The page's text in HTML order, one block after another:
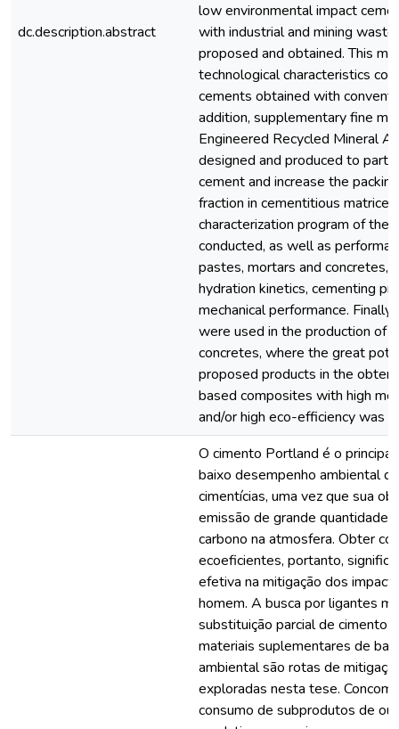
dc.description.abstract
low environmental impact
with industrial and mining
proposed and obtained. This
technological characteristics
cements obtained with
addition, supplementary fine
Engineered Recycled Mineral
designed and produced to
cement and increase the
fraction in cementitious
characterization program of
conducted, as well as
pastes, mortars and concretes,
hydration kinetics, cementing
mechanical performance.
were used in the production of
concretes, where the great
proposed products in the
based composites with high
and/or high eco-efficiency was
O cimento Portland é o
baixo desempenho ambiental
cimentícias, uma vez que sua
emissão de grande quantidade
carbono na atmosfera. Obter
ecoeficientes, portanto,
efetiva na mitigação dos
homem. A busca por ligantes
substituição parcial de cimento
materiais suplementares de
ambiental são rotas de
exploradas nesta tese.
consumo de subprodutos de